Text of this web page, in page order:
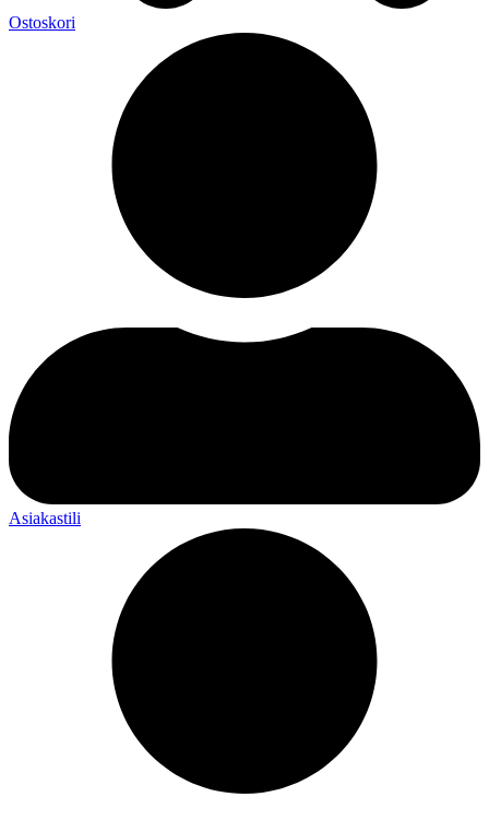
Ostoskori
Asiakastili